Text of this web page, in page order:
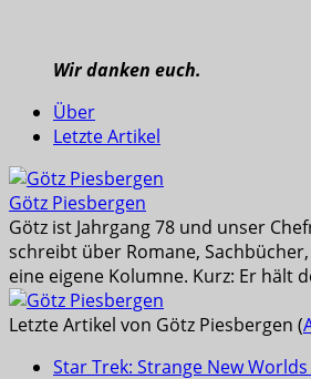
Wir danken euch.
Über
Letzte Artikel
Götz Piesbergen
Götz ist Jahrgang 78 und unser
schreibt über Romane,
eine eigene Kolumne. Kurz: Er hält
Letzte Artikel von Götz Piesbergen (
Star Trek: Strange New